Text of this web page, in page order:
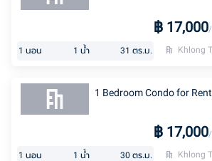
฿ 17,000
1 นอน 1 น้ำ 31 ตร.ม. Khlong
1 Bedroom Condo for
฿ 17,000
1 นอน 1 น้ำ 30 ตร.ม. Khlong